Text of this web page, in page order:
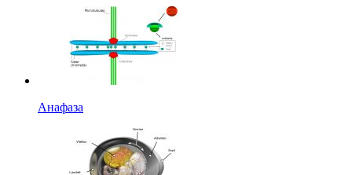
Анафаза